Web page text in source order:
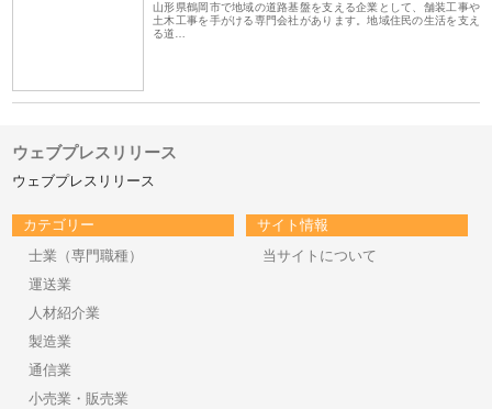
山形県鶴岡市で地域の道路基盤を支える企業として、舗装工事や
土木工事を手がける専門会社があります。地域住民の生活を支え
る道…
ウェブプレスリリース
ウェブプレスリリース
カテゴリー
士業（専門職種）
運送業
人材紹介業
製造業
通信業
小売業・販売業
サイト情報
当サイトについて